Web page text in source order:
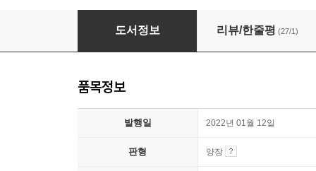
미션! 친구관계를 정복하라
도서정보 리뷰/한줄평 (27/1)
품목정보
발행일 2022년 01월 12일
판형 양장